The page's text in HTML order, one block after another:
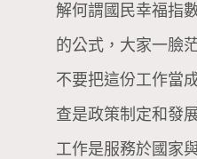
解何謂國民幸福指
的公式，大家一臉
不要把這份工作當
查是政策制定和發
工作是服務於國家